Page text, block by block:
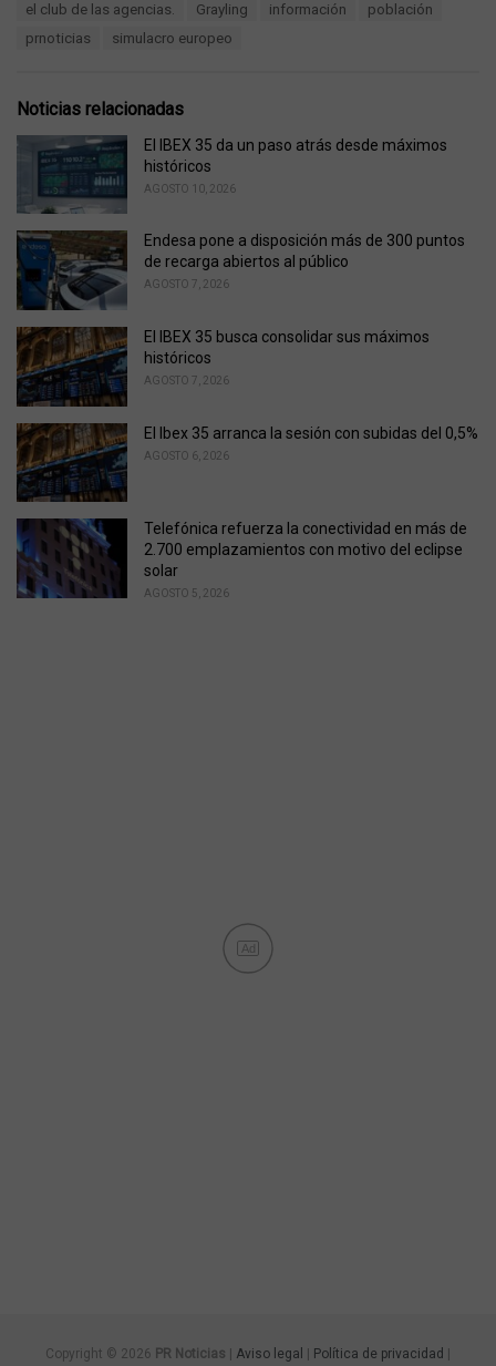
e
:
el club de las agencias.
Grayling información
población
prnoticias
simulacro europeo
Noticias relacionadas
El IBEX 35 da un paso atrás desde máximos
históricos
AGOSTO 10, 2026
Endesa pone a disposición más de 300 puntos
de recarga abiertos al público
AGOSTO 7, 2026
El IBEX 35 busca consolidar sus máximos
históricos
AGOSTO 7, 2026
El Ibex 35 arranca la sesión con subidas del 0,5%
AGOSTO 6, 2026
Telefónica refuerza la conectividad en más de
2.700 emplazamientos con motivo del eclipse
solar
AGOSTO 5, 2026
Ad
Copyright © 2026 PR Noticias Aviso legal Política de privacidad